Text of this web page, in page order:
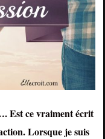
Est ce vraiment écrit
Lorsque je suis